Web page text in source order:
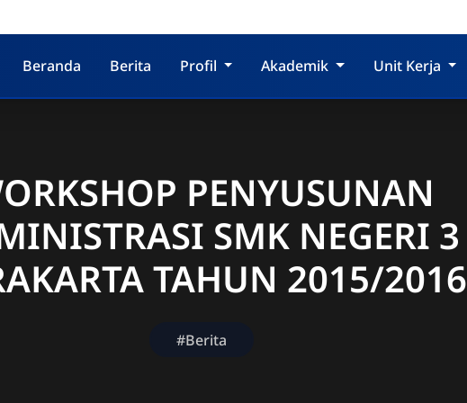
Beranda Berita Profil Akademik Unit Kerja
PENYUSUNAN
SMK NEGERI 3
TAHUN 2015/2016
#Berita